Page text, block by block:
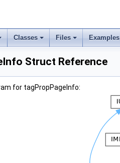
Classes Files Examples
Struct Reference
for tagPropPageInfo: